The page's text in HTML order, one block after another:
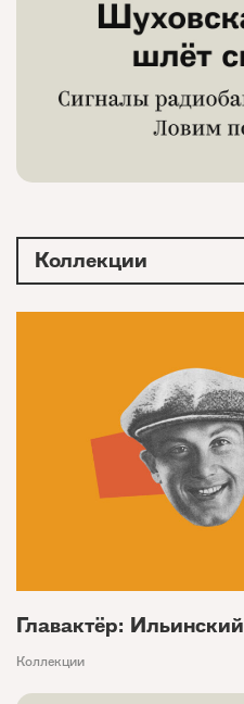
Коллекции
Главактёр: Ильинский
Коллекции